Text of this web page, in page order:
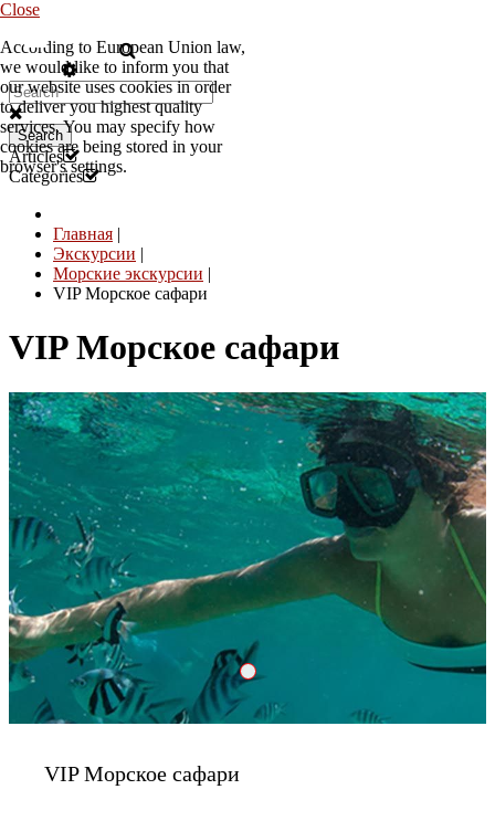
Close
According to European Union law,
we would like to inform you that
our website uses cookies in order
to deliver you highest quality
services. You may specify how
cookies are being stored in your
browser's settings.
RU
Search
Articles
Categories
Главная |
Экскурсии |
Морские экскурсии |
VIP Морское сафари
VIP Морское сафари
IMG 23022018 125548 S
VIP Морское сафари